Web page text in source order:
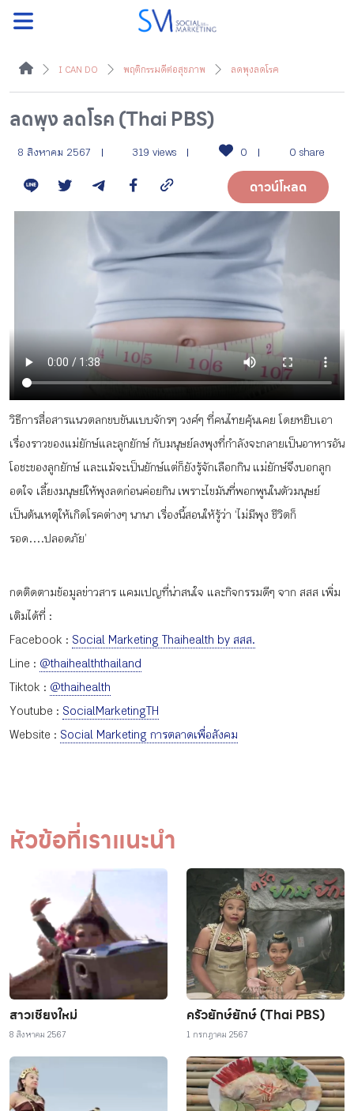
ค้นหา
หน้าแรกแคมเปญ
บทความแนะนำ
บทความแคมเปญ
สื่อของแคมเปญ
กิจกรรม
หัวข้อที่เราแนะนำ
เข้าสู่ระบบ/สมัครสมาชิก
TH
I CAN DO พฤติกรรมดีต่อสุขภาพ ลดพุงลดโรค
ลดพุง ลดโรค (Thai PBS)
8 สิงหาคม 2567 319 views 0 0 share
ดาวน์โหลด
วิธีการสื่อสารแนวตลกขบขันแบบจักรๆ วงศ์ๆ ที่คนไทยคุ้นเคย โดยหยิบเอา
เรื่องราวของแม่ยักษ์และลูกยักษ์ กับมนุษย์ลงพุงที่กำลังจะกลายเป็นอาหารอัน
โอชะของลูกยักษ์ และแม้จะเป็นยักษ์แต่ก็ยังรู้จักเลือกกิน แม่ยักษ์จึงบอกลูก
อดใจ เลี้ยงมนุษย์ให้พุงลดก่อนค่อยกิน เพราะไขมันที่พอกพูนในตัวมนุษย์
เป็นต้นเหตุให้เกิดโรคต่างๆ นานา เรื่องนี้สอนให้รู้ว่า ‘ไม่มีพุง ชีวิตก็
รอด….ปลอดภัย’
กดติดตามข้อมูลข่าวสาร แคมเปญที่น่าสนใจ และกิจกรรมดีๆ จาก สสส เพิ่ม
เติมได้ที่ :
Facebook : Social Marketing Thaihealth by สสส.
Line : @thaihealththailand
Tiktok : @thaihealth
Youtube : SocialMarketingTH
Website : Social Marketing การตลาดเพื่อสังคม
หัวข้อที่เราแนะนำ
สาวเชียงใหม่
8 สิงหาคม 2567
ครัวยักษ์ยักษ์ (Thai PBS)
1 กรกฎาคม 2567